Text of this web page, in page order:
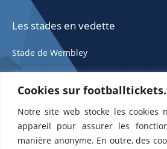
Cookies sur
Notre site web stocke les cookies
appareil pour assurer les
manière anonyme. En outre, des
Les stades en vedette
Stade de Wembley